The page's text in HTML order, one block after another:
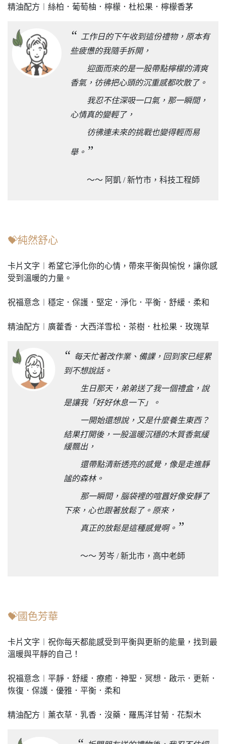
精油配方︱絲柏．葡萄柚．檸檬．杜松果．檸檬香茅
“ 工作日的下午收到這份禮物，原本有
些疲憊的我隨手拆開，
迎面而來的是一股帶點檸檬的清爽
香氣，彷彿把心頭的沉重感都吹散了。
我忍不住深吸一口氣，那一瞬間，
心情真的變輕了，
彷彿連未來的挑戰也變得輕而易
舉。 ”
～～ 阿凱 / 新竹市，科技工程師
💝純然舒心
卡片文字︱希望它淨化你的心情，帶來平衡與愉悅，讓你感
受到溫暖的力量。
祝福意念︱穩定．保護．堅定．淨化．平衡．舒緩．柔和
精油配方︱廣藿香．大西洋雪松．茶樹．杜松果．玫瑰草
“ 每天忙著改作業、備課，回到家已經累
到不想說話。
生日那天，弟弟送了我一個禮盒，說
是讓我「好好休息一下」。
一開始還想說，又是什麼養生東西？
結果打開後，一股溫暖沉穩的木質香氣緩
緩飄出，
還帶點清新透亮的感覺，像是走進靜
謐的森林。
那一瞬間，腦袋裡的喧囂好像安靜了
下來，心也跟著放鬆了。原來，
真正的放鬆是這種感覺啊。 ”
～～ 芳岑 / 新北市，高中老師
💝國色芳華
卡片文字︱祝你每天都能感受到平衡與更新的能量，找到最
溫暖與平靜的自己！
祝福意念︱平靜．舒緩．療癒．神聖．冥想．啟示．更新．
恢復．保護．優雅．平衡．柔和
精油配方︱薰衣草．乳香．沒藥．羅馬洋甘菊．花梨木